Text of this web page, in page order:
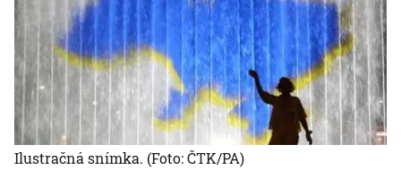
Ilustračná snímka. (Foto: ČTK/PA)